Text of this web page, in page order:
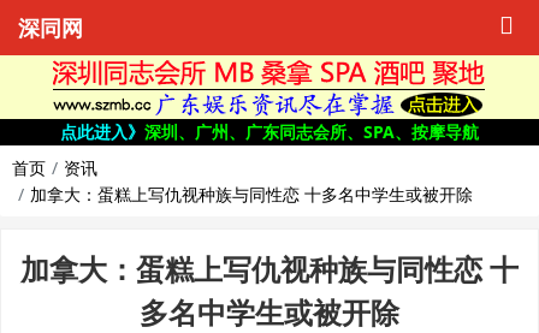
深同网
点此进入》 深圳、广州、广东同志会所、SPA、按摩导航
首页
资讯
加拿大：蛋糕上写仇视种族与同性恋 十多名中学生或被开除
加拿大：蛋糕上写仇视种族与同性恋 十
多名中学生或被开除